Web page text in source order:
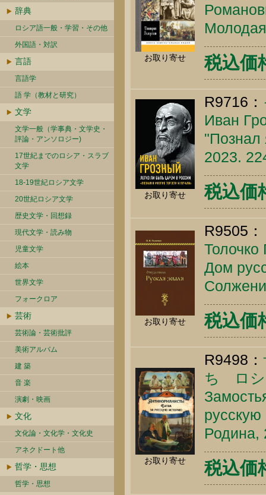
辞典
ロシア語一般・学習・その他
外国語・対訳
言語
言語学
語 学（教材と研究）
文学
文学一般（学事典・文学史・
評論・アンソロジー)
17世紀までのロシア・スラブ
文学
18-19世紀ロシア文学
20世紀ロシア文学
歴史文学・回想録
現代文学・読み物
児童文学
絵本
世界文学
フォークロア
芸術
芸術論・芸術批評
美術アルバム
建 築
音 楽
演劇・映画
文化
文化論・文化学・文化史
アネクドート他
哲学・思想
哲学・思想
お取り寄せ 税込価
お取り寄せ
R9716：
Иван
"Познал
2023.
税込価
お取り寄せ
R9505：
Дом
税込価
お取り寄せ
R9498：
ち ロシ
Родина,
税込価